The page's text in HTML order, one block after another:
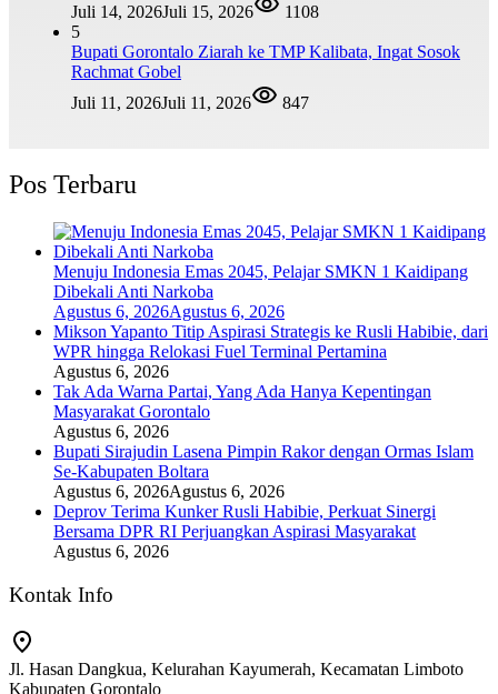
Juli 14, 2026Juli 15, 2026
1108
5
Bupati Gorontalo Ziarah ke TMP Kalibata, Ingat Sosok
Rachmat Gobel
Juli 11, 2026Juli 11, 2026 847
Pos Terbaru
Menuju Indonesia Emas 2045, Pelajar SMKN 1 Kaidipang
Dibekali Anti Narkoba
Agustus 6, 2026Agustus 6, 2026
Mikson Yapanto Titip Aspirasi Strategis ke Rusli Habibie, dari
WPR hingga Relokasi Fuel Terminal Pertamina
Agustus 6, 2026
Tak Ada Warna Partai, Yang Ada Hanya Kepentingan
Masyarakat Gorontalo
Agustus 6, 2026
Bupati Sirajudin Lasena Pimpin Rakor dengan Ormas Islam
Se-Kabupaten Boltara
Agustus 6, 2026Agustus 6, 2026
Deprov Terima Kunker Rusli Habibie, Perkuat Sinergi
Bersama DPR RI Perjuangkan Aspirasi Masyarakat
Agustus 6, 2026
Kontak Info
Jl. Hasan Dangkua, Kelurahan Kayumerah, Kecamatan Limboto
Kabupaten Gorontalo